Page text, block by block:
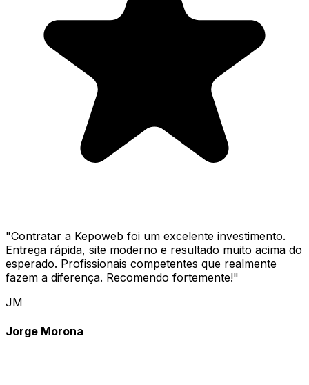
"Contratar a Kepoweb foi um excelente investimento.
Entrega rápida, site moderno e resultado muito acima do
esperado. Profissionais competentes que realmente
fazem a diferença. Recomendo fortemente!"
JM
Jorge Morona